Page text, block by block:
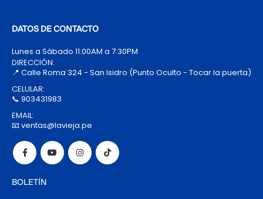
DATOS DE CONTACTO
Lunes a Sábado 11:00AM a 7:30PM
DIRECCIÓN:
📍 Calle Roma 324 - San Isidro (Punto Oculto - Tocar la puerta)
CELULAR:
📞 903431983
EMAIL:
📧 ventas@lavieja.pe
BOLETÍN